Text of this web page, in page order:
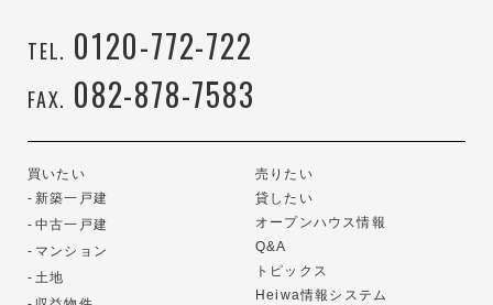
TEL. 0120-772-722
FAX. 082-878-7583
買いたい
新築一戸建
中古一戸建
マンション
土地
売りたい
貸したい
オープンハウス情報
Q&A
トピックス
Heiwa情報システム